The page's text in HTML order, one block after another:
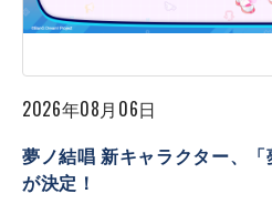
2026年08月06日
夢ノ結唱 新キャラクター、
が決定！